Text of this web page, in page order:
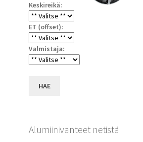
Keskireikä:
ET (offset):
Valmistaja:
HAE
Alumiinivanteet netistä